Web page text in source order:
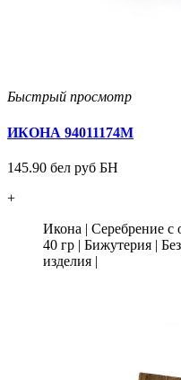
Быстрый просмотр
ИКОНА 94011174М
145.90 бел руб БН
+
Икона | Серебрение с
40 гр | Бижутерия |
изделия |